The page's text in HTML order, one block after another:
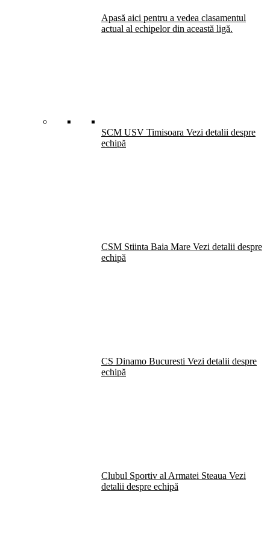
Apasă aici pentru a vedea clasamentul
actual al echipelor din această ligă.
SCM USV Timisoara Vezi detalii despre
echipă
CSM Stiinta Baia Mare Vezi detalii despre
echipă
CS Dinamo Bucuresti Vezi detalii despre
echipă
Clubul Sportiv al Armatei Steaua Vezi
detalii despre echipă